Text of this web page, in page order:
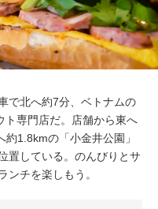
で北へ約7分、ベトナムの
ト専門店だ。店舗から東へ
1.8kmの「小金井公園」
置している。のんびりとサ
ンチを楽しもう。